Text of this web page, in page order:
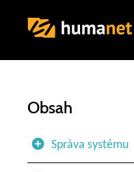
Obsah
Správa systému